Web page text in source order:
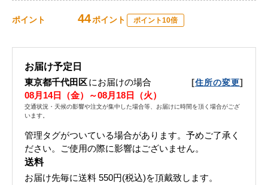
ポイント 44ポイント ポイント10倍
お届け予定日
東京都千代田区にお届けの場合 [住所の変更]
08月14日（金）～08月18日（火）
交通状況・天候の影響や注文が集中した場合等、お届けに時間を頂く場合がござ
います。
管理タグがついている場合があります。予めご了承く
ださい。ご使用の際に影響はございません。
送料
お届け先毎に送料 550円(税込)を頂戴致します。